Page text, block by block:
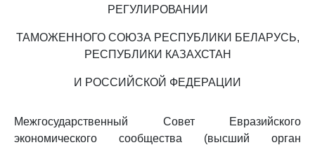
РЕГУЛИРОВАНИИ
ТАМОЖЕННОГО СОЮЗА РЕСПУБЛИКИ БЕЛАРУСЬ,
РЕСПУБЛИКИ КАЗАХСТАН
И РОССИЙСКОЙ ФЕДЕРАЦИИ
Межгосударственный Совет Евразийского
экономического сообщества (высший орган